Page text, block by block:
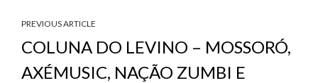
PREVIOUS ARTICLE
COLUNA DO LEVINO – MOSSORÓ,
AXÉMUSIC, NAÇÃO ZUMBI E